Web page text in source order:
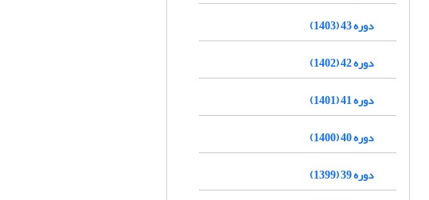
دوره 43 (1403)
دوره 42 (1402)
دوره 41 (1401)
دوره 40 (1400)
دوره 39 (1399)